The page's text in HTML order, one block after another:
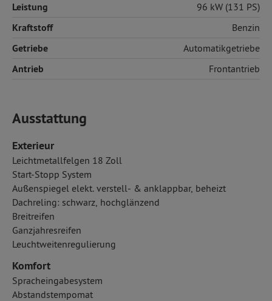
Leistung 96 kW (131 PS)
Kraftstoff Benzin
Getriebe Automatikgetriebe
Antrieb Frontantrieb
Ausstattung
Exterieur
Leichtmetallfelgen 18 Zoll
Start-Stopp System
Außenspiegel elekt. verstell- & anklappbar, beheizt
Dachreling: schwarz, hochglänzend
Breitreifen
Ganzjahresreifen
Leuchtweitenregulierung
Komfort
Spracheingabesystem
Abstandstempomat